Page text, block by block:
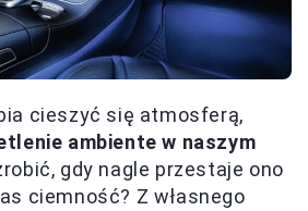
cieszyć się atmosferą,
ambiente w naszym
gdy nagle przestaje ono
ciemność? Z własnego